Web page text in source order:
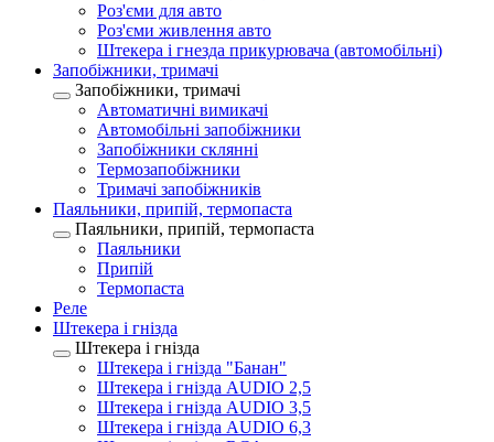
Роз'єми для авто
Роз'єми живлення авто
Штекера і гнезда прикурювача (автомобільні)
Запобіжники, тримачі
Запобіжники, тримачі
Автоматичні вимикачі
Автомобільні запобіжники
Запобіжники склянні
Термозапобіжники
Тримачі запобіжників
Паяльники, припій, термопаста
Паяльники, припій, термопаста
Паяльники
Припій
Термопаста
Реле
Штекера і гнізда
Штекера і гнізда
Штекера і гнізда "Банан"
Штекера і гнізда AUDIO 2,5
Штекера і гнізда AUDIO 3,5
Штекера і гнізда AUDIO 6,3